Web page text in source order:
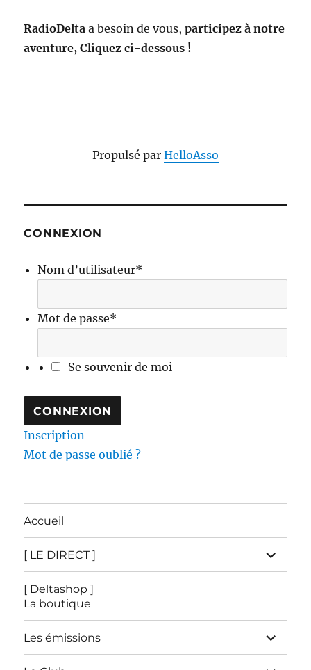
RadioDelta a besoin de vous,participez à notre
aventure, Cliquez ci-dessous !
Propulsé par HelloAsso
CONNEXION
Nom d’utilisateur*
Mot de passe*
Se souvenir de moi
Inscription
Mot de passe oublié ?
Accueil
[ LE DIRECT ]
ouvrir
le
sous-
[ Deltashop ]
La boutique
Les émissions
ouvrir
le
sous-
menu